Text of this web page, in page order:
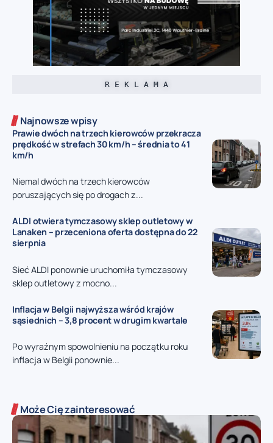
R E K L A M A
Najnowsze wpisy
Prawie dwóch na trzech kierowców przekracza
prędkość w strefach 30 km/h – średnia to 41
km/h
Niemal dwóch na trzech kierowców
poruszających się po drogach z...
ALDI otwiera tymczasowy sklep outletowy w
Lanaken – przeceniona oferta dostępna do 22
sierpnia
Sieć ALDI ponownie uruchomiła tymczasowy
sklep outletowy z mocno...
Inflacja w Belgii najwyższa wśród krajów
sąsiednich – 3,8 procent w drugim kwartale
Po wyraźnym spowolnieniu na początku roku
inflacja w Belgii ponownie...
Może Cię zainteresować